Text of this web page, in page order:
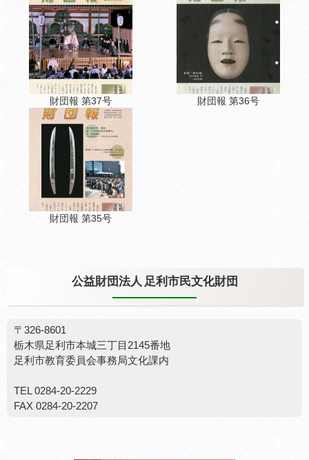
財団報 第37号 財団報 第36号
財団報 第35号
公益財団法人 足利市民文化財団
〒326-8601
栃木県足利市本城三丁目2145番地
足利市教育委員会事務局文化課内
TEL 0284-20-2229
FAX 0284-20-2207